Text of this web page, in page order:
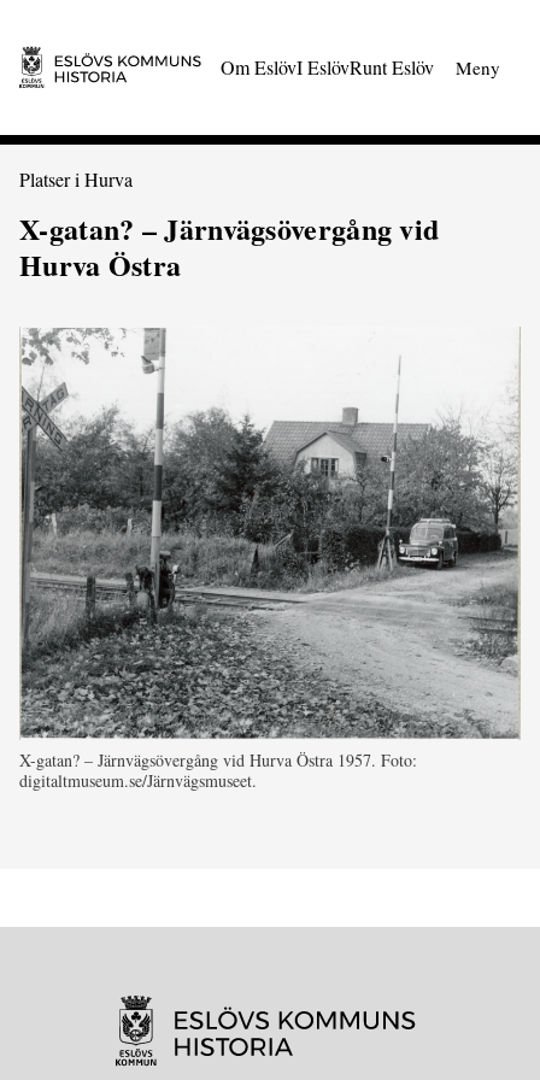
Om EslövI EslövRunt Eslöv Meny
Du är här:
Platser i Hurva
X-gatan? – Järnvägsövergång vid
Hurva Östra
X-gatan? – Järnvägsövergång vid Hurva Östra 1957. Foto:
digitaltmuseum.se/Järnvägsmuseet.